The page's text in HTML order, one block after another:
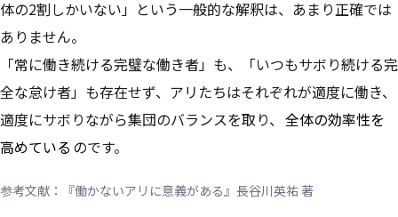
体の2割しかいない」という一般的な解釈は、あまり正確では
ありません。
「常に働き続ける完璧な働き者」も、「いつもサボり続ける完
全な怠け者」も存在せず、アリたちはそれぞれが適度に働き、
適度にサボりながら集団のバランスを取り、 全体の効率性を
高めている のです。
参考文献：『働かないアリに意義がある』長谷川英祐 著